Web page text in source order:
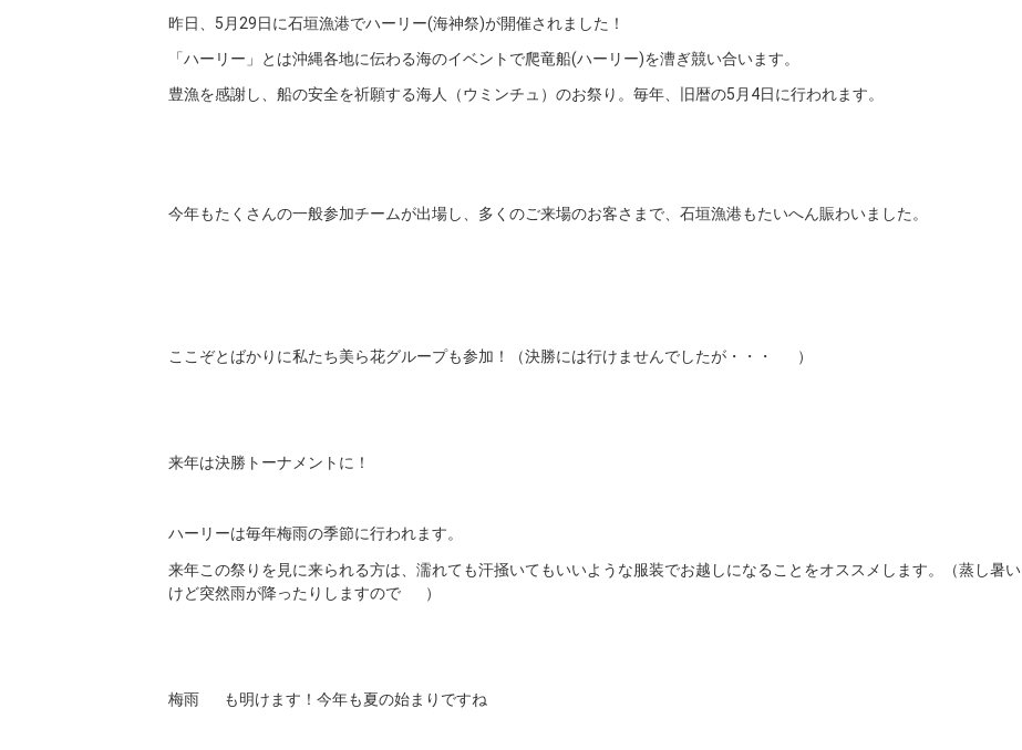
昨日、5月29日に石垣漁港でハーリー(海神祭)が開催されました！
「ハーリー」とは沖縄各地に伝わる海のイベントで爬竜船(ハーリー)を漕ぎ競い合います。
豊漁を感謝し、船の安全を祈願する海人（ウミンチュ）のお祭り。毎年、旧暦の5月4日に行われます。
今年もたくさんの一般参加チームが出場し、多くのご来場のお客さまで、石垣漁港もたいへん賑わいました。
ここぞとばかりに私たち美ら花グループも参加！（決勝には行けませんでしたが・・・ ）
来年は決勝トーナメントに！
ハーリーは毎年梅雨の季節に行われます。
来年この祭りを見に来られる方は、濡れても汗掻いてもいいような服装でお越しになることをオススメします。（蒸し暑い
けど突然雨が降ったりしますので
）
梅雨 も明けます！今年も夏の始まりですね